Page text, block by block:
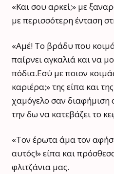
«Και σου αρκεί;» με
με περισσότερη ένταση
«Αμέ! Το βράδυ που
παίρνει αγκαλιά και να
πόδια.Εσύ με ποιον
καριέρα;» της είπα και
χαμόγελο σαν διαφήμιση
την δω να κατεβάζει το
«Τον έρωτα άμα τον
αυτός!» είπα και
φλιτζάνια μας.